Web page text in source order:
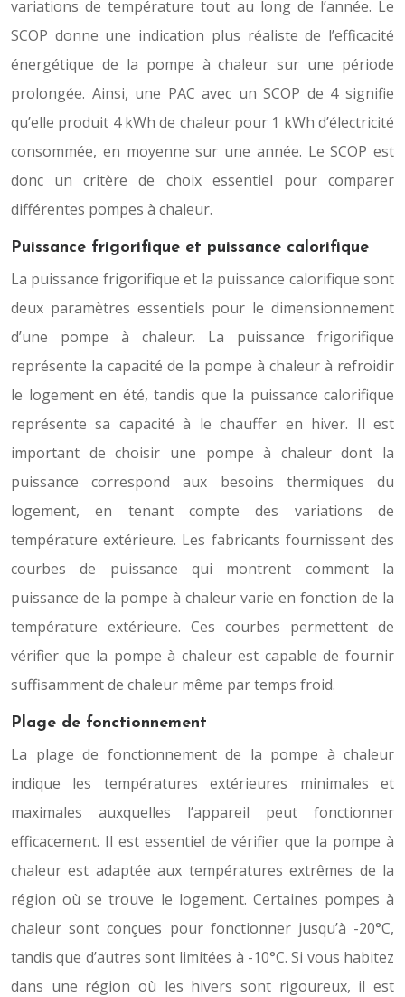
variations de température tout au long de l’année. Le
SCOP donne une indication plus réaliste de l’efficacité
énergétique de la pompe à chaleur sur une période
prolongée. Ainsi, une PAC avec un SCOP de 4 signifie
qu’elle produit 4 kWh de chaleur pour 1 kWh d’électricité
consommée, en moyenne sur une année. Le SCOP est
donc un critère de choix essentiel pour comparer
différentes pompes à chaleur.
Puissance frigorifique et puissance calorifique
La puissance frigorifique et la puissance calorifique sont
deux paramètres essentiels pour le dimensionnement
d’une pompe à chaleur. La puissance frigorifique
représente la capacité de la pompe à chaleur à refroidir
le logement en été, tandis que la puissance calorifique
représente sa capacité à le chauffer en hiver. Il est
important de choisir une pompe à chaleur dont la
puissance correspond aux besoins thermiques du
logement, en tenant compte des variations de
température extérieure. Les fabricants fournissent des
courbes de puissance qui montrent comment la
puissance de la pompe à chaleur varie en fonction de la
température extérieure. Ces courbes permettent de
vérifier que la pompe à chaleur est capable de fournir
suffisamment de chaleur même par temps froid.
Plage de fonctionnement
La plage de fonctionnement de la pompe à chaleur
indique les températures extérieures minimales et
maximales auxquelles l’appareil peut fonctionner
efficacement. Il est essentiel de vérifier que la pompe à
chaleur est adaptée aux températures extrêmes de la
région où se trouve le logement. Certaines pompes à
chaleur sont conçues pour fonctionner jusqu’à -20°C,
tandis que d’autres sont limitées à -10°C. Si vous habitez
dans une région où les hivers sont rigoureux, il est